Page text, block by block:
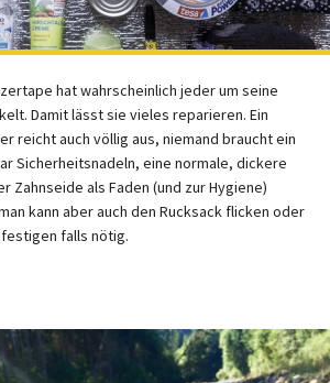
hat wahrscheinlich jeder um seine
Damit lässt sie vieles reparieren. Ein
reicht auch völlig aus, niemand braucht ein
Sicherheitsnadeln, eine normale, dickere
Zahnseide als Faden (und zur Hygiene)
kann aber auch den Rucksack flicken oder
falls nötig.